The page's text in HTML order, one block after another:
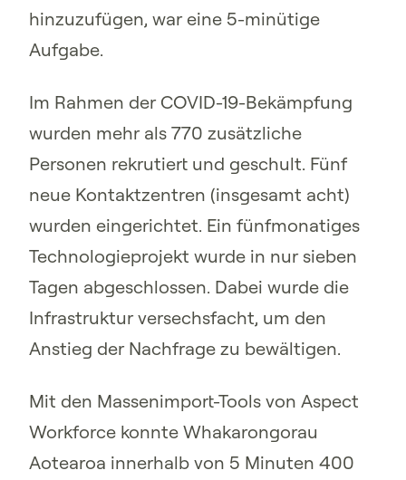
hinzuzufügen, war eine 5-minütige
Aufgabe.
Im Rahmen der COVID-19-Bekämpfung
wurden mehr als 770 zusätzliche
Personen rekrutiert und geschult. Fünf
neue Kontaktzentren (insgesamt acht)
wurden eingerichtet. Ein fünfmonatiges
Technologieprojekt wurde in nur sieben
Tagen abgeschlossen. Dabei wurde die
Infrastruktur versechsfacht, um den
Anstieg der Nachfrage zu bewältigen.
Mit den Massenimport-Tools von Aspect
Workforce konnte Whakarongorau
Aotearoa innerhalb von 5 Minuten 400